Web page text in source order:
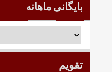
بایگانی ماهانه
تقویم